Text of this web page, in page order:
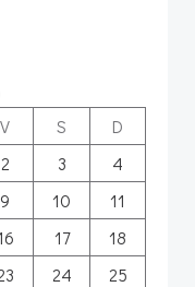
V S
D
2 3
4
9 10
11
17
18
24
25